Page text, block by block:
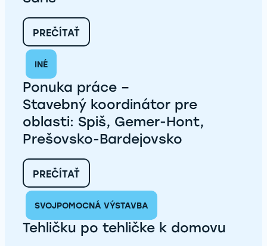
PREČÍTAŤ:
PONUKA
STAVEBNÝ UČITEĽ
PRE
OBLASTI:
KECEROVCE,
ČIČAVA,
VEĽKÁ
LOMNICA,
RUDŇANY,
VEĽKÝ
ŠARIŠ
INÉ
Ponuka práce –
Stavebný koordinátor pre
oblasti: Spiš, Gemer-Hont,
Prešovsko-Bardejovsko
PREČÍTAŤ:
PONUKA
–
STAVEBNÝ KOORDINÁTOR
PRE
SVOJPOMOCNÁ VÝSTAVBA
Tehličku po tehličke k domovu